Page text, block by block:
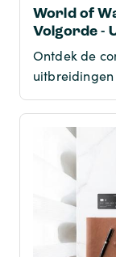
World of
Volgorde -
Ontdek de